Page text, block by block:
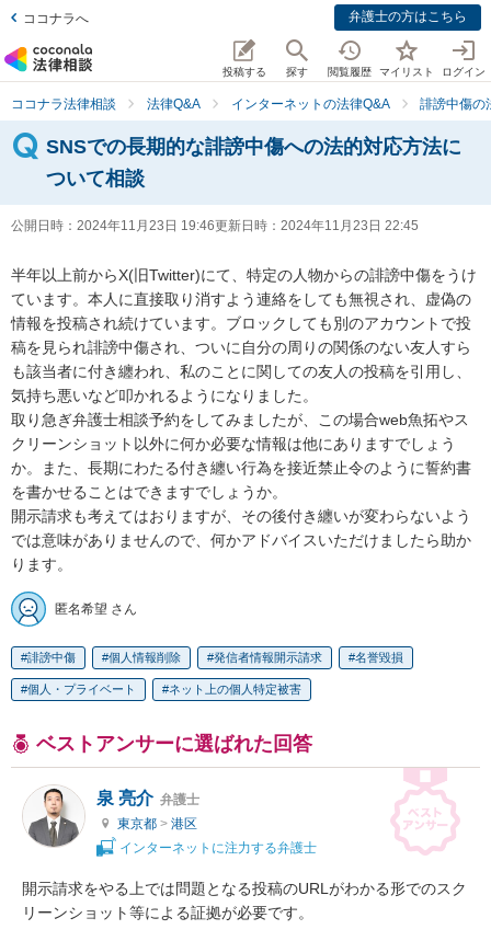
ココナラへ 弁護士の方はこちら
投稿する 探す 閲覧履歴 マイリスト ログイン
ココナラ法律相談 法律Q&A インターネットの法律Q&A 誹謗中傷の
SNSでの長期的な誹謗中傷への法的対応方法に
ついて相談
公開日時： 2024年11月23日 19:46更新日時： 2024年11月23日 22:45
半年以上前からX(旧Twitter)にて、特定の人物からの誹謗中傷をうけ
ています。本人に直接取り消すよう連絡をしても無視され、虚偽の
情報を投稿され続けています。ブロックしても別のアカウントで投
稿を見られ誹謗中傷され、ついに自分の周りの関係のない友人すら
も該当者に付き纏われ、私のことに関しての友人の投稿を引用し、
気持ち悪いなど叩かれるようになりました。
取り急ぎ弁護士相談予約をしてみましたが、この場合web魚拓やス
クリーンショット以外に何か必要な情報は他にありますでしょう
か。また、長期にわたる付き纏い行為を接近禁止令のように誓約書
を書かせることはできますでしょうか。
開示請求も考えてはおりますが、その後付き纏いが変わらないよう
では意味がありませんので、何かアドバイスいただけましたら助か
ります。
匿名希望 さん
誹謗中傷 個人情報削除 発信者情報開示請求 名誉毀損
個人・プライベート ネット上の個人特定被害
ベストアンサーに選ばれた回答
泉 亮介 弁護士
東京都 > 港区
インターネットに注力する弁護士
開示請求をやる上では問題となる投稿のURLがわかる形でのスク
リーンショット等による証拠が必要です。